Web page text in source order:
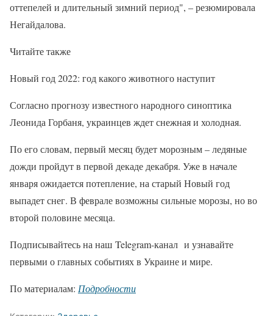
оттепелей и длительный зимний период", – резюмировала
Негайдалова.
Читайте также
Новый год 2022: год какого животного наступит
Согласно прогнозу известного народного синоптика
Леонида Горбаня, украинцев ждет снежная и холодная.
По его словам, первый месяц будет морозным – ледяные
дожди пройдут в первой декаде декабря. Уже в начале
января ожидается потепление, на старый Новый год
выпадет снег. В феврале возможны сильные морозы, но во
второй половине месяца.
Подписывайтесь на наш Telegram-канал и узнавайте
первыми о главных событиях в Украине и мире.
По материалам: Подробности